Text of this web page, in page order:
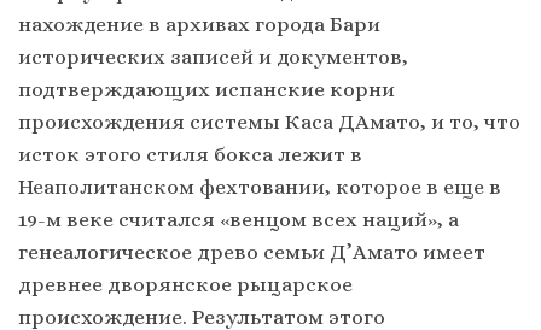
нахождение в архивах города Бари
исторических записей и документов,
подтверждающих испанские корни
происхождения системы Каса ДАмато, и то, что
исток этого стиля бокса лежит в
Неаполитанском фехтовании, которое в еще в
19-м веке считался «венцом всех наций», а
генеалогическое древо семьи Д’Амато имеет
древнее дворянское рыцарское
происхождение. Результатом этого